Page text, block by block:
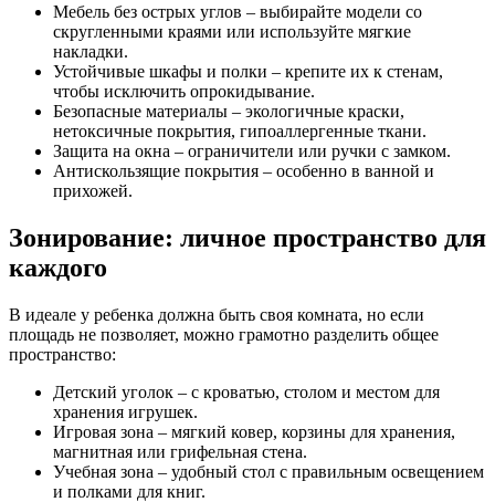
Мебель без острых углов – выбирайте модели со
скругленными краями или используйте мягкие
накладки.
Устойчивые шкафы и полки – крепите их к стенам,
чтобы исключить опрокидывание.
Безопасные материалы – экологичные краски,
нетоксичные покрытия, гипоаллергенные ткани.
Защита на окна – ограничители или ручки с замком.
Антискользящие покрытия – особенно в ванной и
прихожей.
Зонирование: личное пространство для
каждого
В идеале у ребенка должна быть своя комната, но если
площадь не позволяет, можно грамотно разделить общее
пространство:
Детский уголок – с кроватью, столом и местом для
хранения игрушек.
Игровая зона – мягкий ковер, корзины для хранения,
магнитная или грифельная стена.
Учебная зона – удобный стол с правильным освещением
и полками для книг.